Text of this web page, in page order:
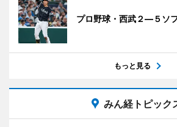
プロ野球・西武２―５ソ
もっと見る
みん経トピック